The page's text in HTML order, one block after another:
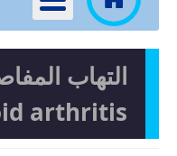
التهاب
arthritis